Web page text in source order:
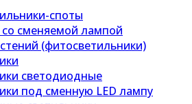
споты
сменяемой лампой
(фитосветильники)
светодиодные
под сменную LED лампу